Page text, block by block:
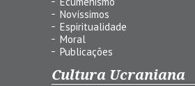
Novíssimos
Espiritualidade
Moral
Publicações
Cultura Ucraniana